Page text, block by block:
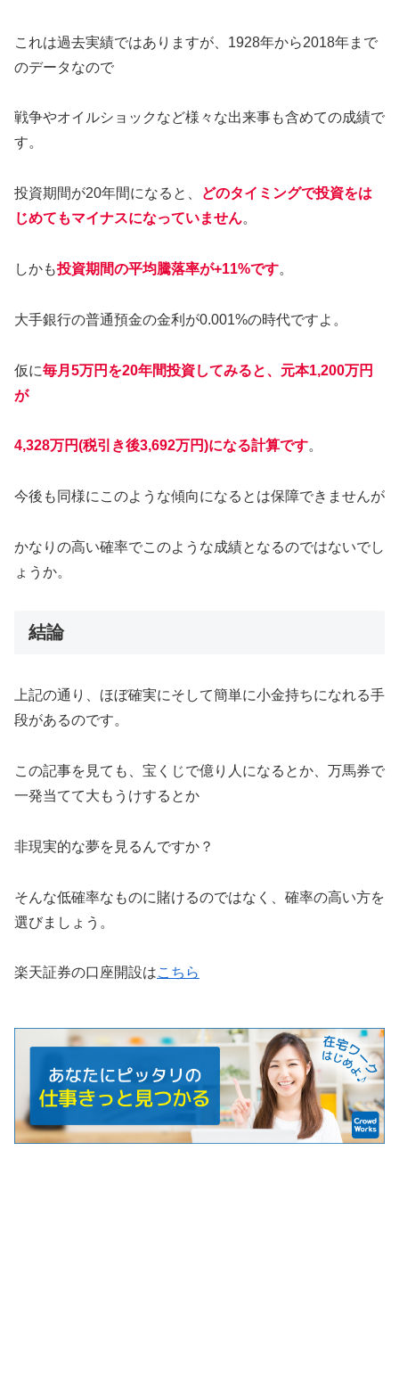
これは過去実績ではありますが、1928年から2018年まで
のデータなので
戦争やオイルショックなど様々な出来事も含めての成績で
す。
投資期間が20年間になると、
どのタイミングで投資をは
じめてもマイナスになっていません。
しかも投資期間の平均騰落率が+11%です。
大手銀行の普通預金の金利が0.001%の時代ですよ。
仮に毎月5万円を20年間投資してみると、元本1,200万円
が
4,328万円(税引き後3,692万円)になる計算です。
今後も同様にこのような傾向になるとは保障できませんが
かなりの高い確率でこのような成績となるのではないでし
ょうか。
結論
上記の通り、ほぼ確実にそして簡単に小金持ちになれる手
段があるのです。
この記事を見ても、宝くじで億り人になるとか、万馬券で
一発当てて大もうけするとか
非現実的な夢を見るんですか？
そんな低確率なものに賭けるのではなく、確率の高い方を
選びましょう。
楽天証券の口座開設はこちら